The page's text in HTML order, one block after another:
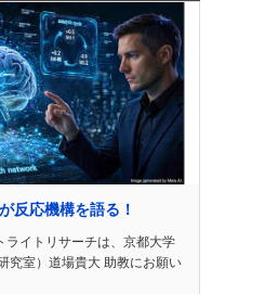
反応機構を語る！
ライトリサーチは、京都大学
究室）道場貴大 助教にお願い